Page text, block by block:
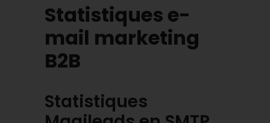
Statistiques e-
mail marketing
B2B
Statistiques